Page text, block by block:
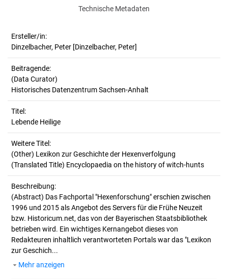
Technische Metadaten
Ersteller/in:
Dinzelbacher, Peter [Dinzelbacher, Peter]
Beitragende:
(Data Curator)
Historisches Datenzentrum Sachsen-Anhalt
Titel:
Lebende Heilige
Weitere Titel:
(Other) Lexikon zur Geschichte der Hexenverfolgung
(Translated Title) Encyclopaedia on the history of witch-hunts
Beschreibung:
(Abstract) Das Fachportal "Hexenforschung" erschien zwischen
1996 und 2015 als Angebot des Servers für die Frühe Neuzeit
bzw. Historicum.net, das von der Bayerischen Staatsbibliothek
betrieben wird. Ein wichtiges Kernangebot dieses von
Redakteuren inhaltlich verantworteten Portals war das "Lexikon
zur Geschich...
Mehr anzeigen